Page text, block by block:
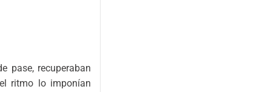
pase, recuperaban
ritmo lo imponían